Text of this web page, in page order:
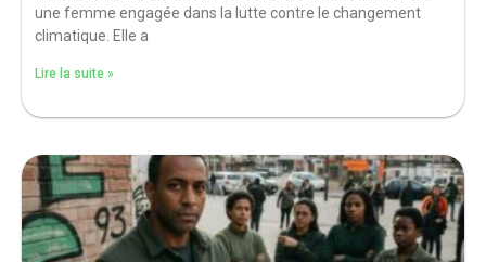
une femme engagée dans la lutte contre le changement
climatique. Elle a
Lire la suite »